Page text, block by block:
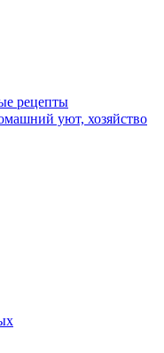
рецепты
уют, хозяйство